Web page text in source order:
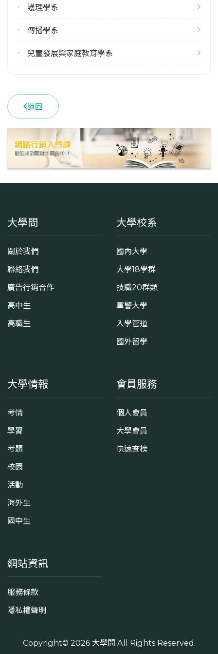
學系電話
花蓮縣花蓮市介仁街67號
護理學系
傳播學系
兒童發展與家庭教育學系
返回
大學問
關於我們
聯絡我們
廣告行銷合作
高中生
高職生
大學校系
國內大學
大學18學群
技職20群類
軍警大學
入學管道
國外留學
大學情報
考情
學習
考題
校園
活動
海外生
國中生
會員服務
個人會員
大學會員
快速查榜
網站資訊
服務條款
隱私權聲明
Copyright© 2026 大學問 All Rights Reserved.